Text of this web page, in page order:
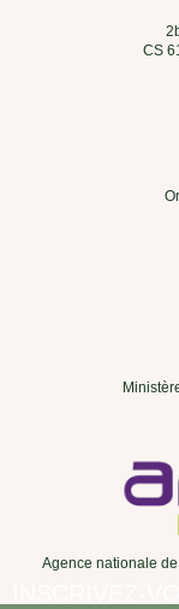
CS
Agence nationale
INSCRIVEZ-